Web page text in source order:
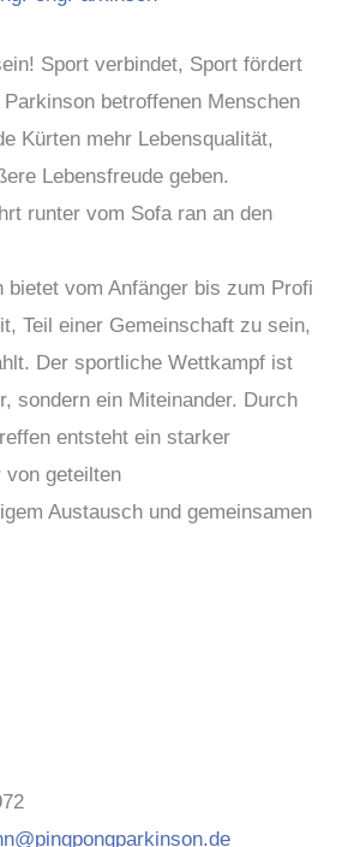
Sport verbindet, Sport fördert
betroffenen Menschen
Kürten mehr Lebensqualität,
Lebensfreude geben.
runter vom Sofa ran an den
bietet vom Anfänger bis zum Profi
Teil einer Gemeinschaft zu sein,
Der sportliche Wettkampf ist
sondern ein Miteinander. Durch
entsteht ein starker
von geteilten
Austausch und gemeinsamen